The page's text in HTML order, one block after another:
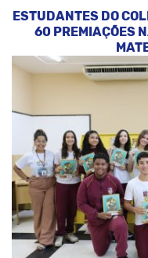
ESTUDANTES DO
60 PREMIAÇÕES